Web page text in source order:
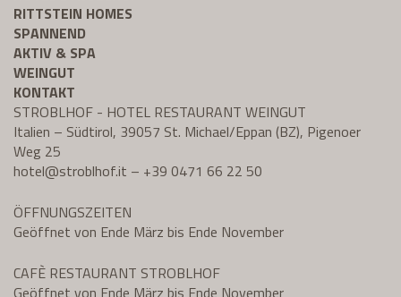
RITTSTEIN HOMES
SPANNEND
AKTIV & SPA
WEINGUT
KONTAKT
STROBLHOF - HOTEL RESTAURANT WEINGUT
Italien – Südtirol, 39057 St. Michael/Eppan (BZ), Pigenoer
Weg 25
hotel@stroblhof.it – +39 0471 66 22 50
ÖFFNUNGSZEITEN
Geöffnet von Ende März bis Ende November
CAFÈ RESTAURANT STROBLHOF
Geöffnet von Ende März bis Ende November